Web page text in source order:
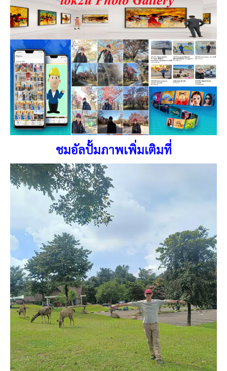
ชมอัลปั้มภาพเพิ่มเติมที่